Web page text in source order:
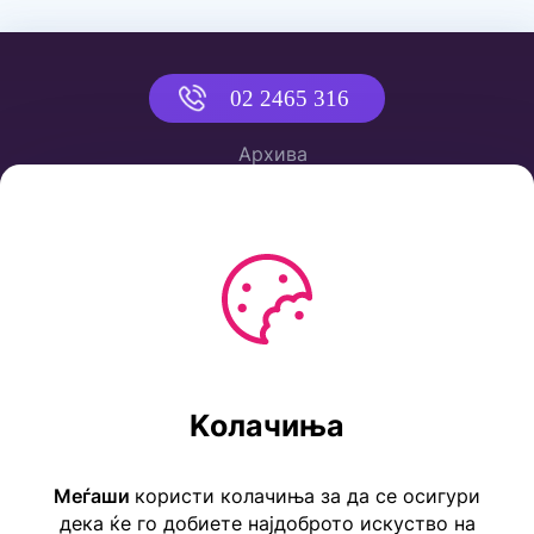
02 2465 316
Архива
Тел: ++389 2 2465 316
Kолачиња
Меѓаши користи колачиња за да се осигури
дека ќе го добиете најдоброто искуство на